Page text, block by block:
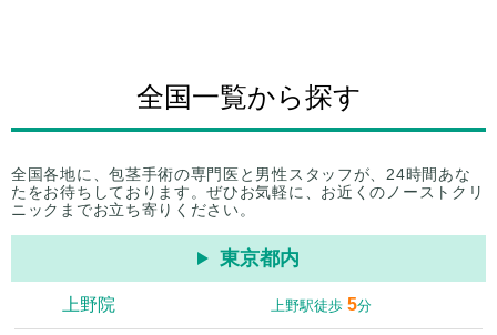
全国一覧から探す
全国各地に、包茎手術の専門医と男性スタッフが、24時間あな
たをお待ちしております。ぜひお気軽に、お近くのノーストクリ
ニックまでお立ち寄りください。
東京都内
上野院 上野駅徒歩5分